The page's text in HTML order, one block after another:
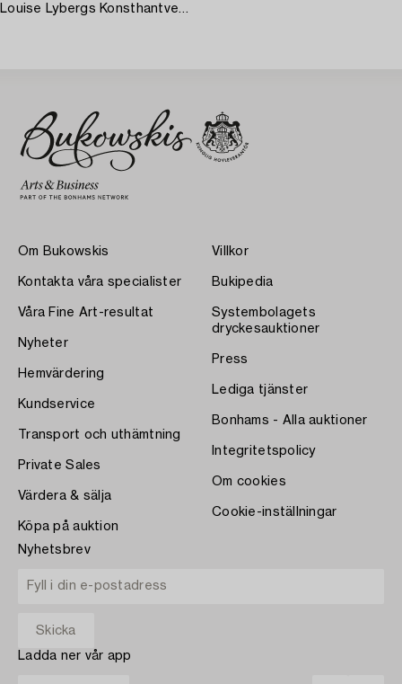
Louise Lybergs Konsthantverksbibliotek.
Om Bukowskis
Kontakta våra specialister
Våra Fine Art-resultat
Nyheter
Hemvärdering
Kundservice
Transport och uthämtning
Private Sales
Värdera & sälja
Köpa på auktion
Villkor
Bukipedia
Systembolagets
dryckesauktioner
Press
Lediga tjänster
Bonhams - Alla auktioner
Integritetspolicy
Om cookies
Cookie-inställningar
Nyhetsbrev
Ladda ner vår app